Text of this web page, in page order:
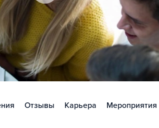
Отзывы Карьера Мероприятия